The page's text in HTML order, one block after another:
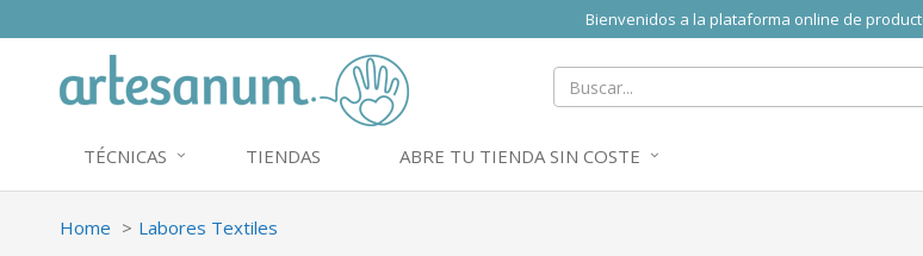
Bienvenidos a la plataforma online de
TÉCNICAS TIENDAS ABRE TU TIENDA SIN COSTE
Home Labores Textiles